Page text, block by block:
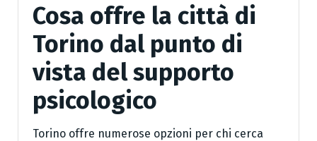
Cosa offre la città di
Torino dal punto di
vista del supporto
psicologico
Torino offre numerose opzioni per chi cerca